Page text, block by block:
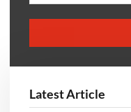
Latest Article